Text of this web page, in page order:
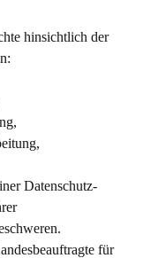
hinsichtlich der
Datenschutz-
für